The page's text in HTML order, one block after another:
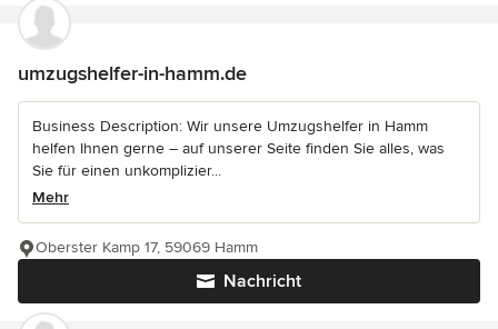
umzugshelfer-in-hamm.de
Business Description: Wir unsere Umzugshelfer in Hamm
helfen Ihnen gerne – auf unserer Seite finden Sie alles, was
Sie für einen unkomplizier...
Mehr
Nachricht
Oberster Kamp 17, 59069 Hamm